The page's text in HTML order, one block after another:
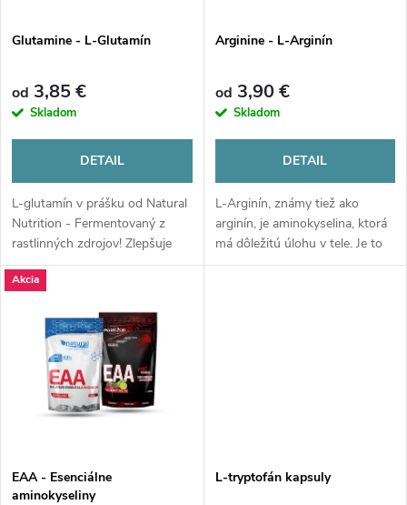
e
p
r
o
d
u
v
s
p
r
d
u
k
Glutamine - L-Glutamín
od 3,85 €
Skladom
DETAIL
L-glutamín v prášku od Natural
Nutrition - Fermentovaný z
rastlinných zdrojov! Zlepšuje
svalový výkon, ochraňuje svaly
a chráni svalovú hmotu pri
zabrániť pretrénovaniu a...
Arginine - L-Arginín
od 3,90 €
Skladom
DETAIL
L-Arginín, známy tiež ako
arginín, je aminokyselina, ktorá
má dôležitú úlohu v tele. Je to
nepodstatná aminokyselina, čo
Akcia
EAA - Esenciálne
aminokyseliny
L-tryptofán kapsuly